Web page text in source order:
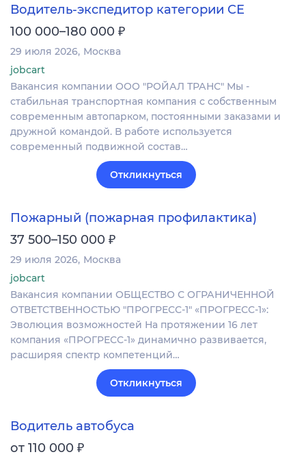
Водитель-экспедитор категории CE
100 000–180 000 ₽
29 июля 2026 Москва
jobcart
Вакансия компании ООО "РОЙАЛ ТРАНС" Мы -
стабильная транспортная компания с собственным
современным автопарком, постоянными заказами и
дружной командой. В работе используется
современный подвижной состав…
Откликнуться
Пожарный (пожарная профилактика)
37 500–150 000 ₽
29 июля 2026 Москва
jobcart
Вакансия компании ОБЩЕСТВО С ОГРАНИЧЕННОЙ
ОТВЕТСТВЕННОСТЬЮ "ПРОГРЕСС-1" «ПРОГРЕСС-1»:
Эволюция возможностей На протяжении 16 лет
компания «ПРОГРЕСС-1» динамично развивается,
расширяя спектр компетенций…
Откликнуться
Водитель автобуса
от 110 000 ₽